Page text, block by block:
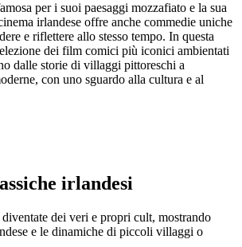
per i suoi paesaggi mozzafiato e la sua
irlandese offre anche commedie uniche
e riflettere allo stesso tempo. In questa
dei film comici più iconici ambientati
dalle storie di villaggi pittoreschi a
con uno sguardo alla cultura e al
irlandesi
dei veri e propri cult, mostrando
e le dinamiche di piccoli villaggi o